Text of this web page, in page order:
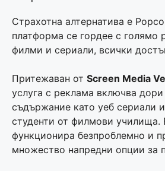
Страхотна алтернатива е
платформа се гордее с голямо
филми и сериали, всички
Притежаван от Screen Media
услуга с реклама включва
съдържание като уеб сериали
студенти от филмови училища.
функционира безпроблемно и
множество напредни опции за